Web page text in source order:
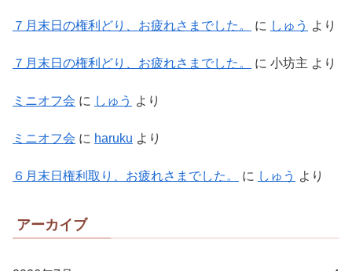
７月末日の権利どり、お疲れさまでした。 に しゅう より
７月末日の権利どり、お疲れさまでした。 に 小坊主 より
ミニオフ会 に しゅう より
ミニオフ会 に haruku より
６月末日権利取り、お疲れさまでした。 に しゅう より
アーカイブ